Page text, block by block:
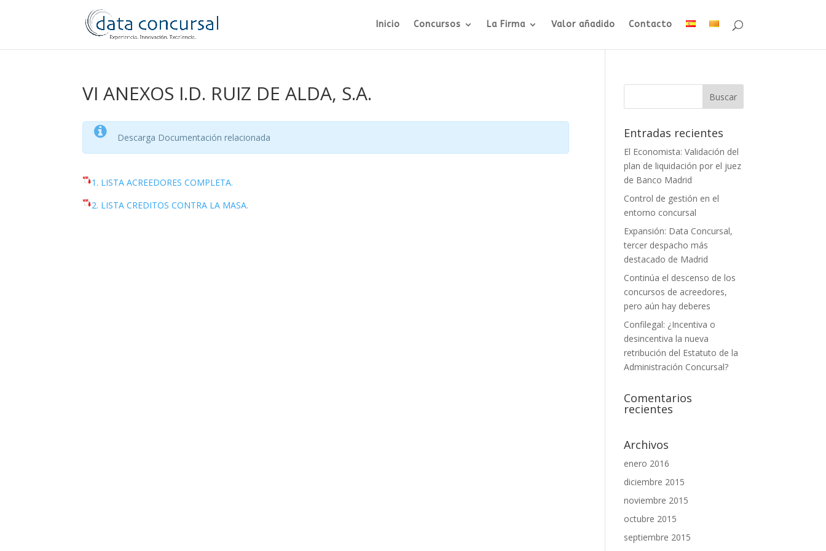
Inicio Concursos La Firma Valor añadido Contacto
VI ANEXOS I.D. RUIZ DE ALDA, S.A.
Descarga Documentación relacionada
1. LISTA ACREEDORES COMPLETA.
2. LISTA CREDITOS CONTRA LA MASA.
Entradas recientes
El Economista: Validación del
plan de liquidación por el juez
de Banco Madrid
Control de gestión en el
entorno concursal
Expansión: Data Concursal,
tercer despacho más
destacado de Madrid
Continúa el descenso de los
concursos de acreedores,
pero aún hay deberes
Confilegal: ¿Incentiva o
desincentiva la nueva
retribución del Estatuto de la
Administración Concursal?
Comentarios
recientes
Archivos
enero 2016
diciembre 2015
noviembre 2015
octubre 2015
septiembre 2015